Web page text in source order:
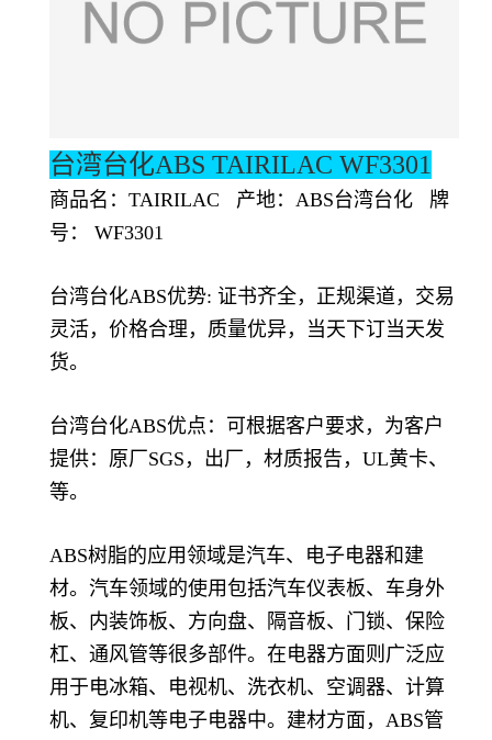
台湾台化ABS TAIRILAC WF3301
商品名：TAIRILAC 产地：ABS台湾台化 牌
号： WF3301
台湾台化ABS优势: 证书齐全，正规渠道，交易
灵活，价格合理，质量优异，当天下订当天发
货。
台湾台化ABS优点：可根据客户要求，为客户
提供：原厂SGS，出厂，材质报告，UL黄卡、
等。
ABS树脂的应用领域是汽车、电子电器和建
材。汽车领域的使用包括汽车仪表板、车身外
板、内装饰板、方向盘、隔音板、门锁、保险
杠、通风管等很多部件。在电器方面则广泛应
用于电冰箱、电视机、洗衣机、空调器、计算
机、复印机等电子电器中。建材方面，ABS管